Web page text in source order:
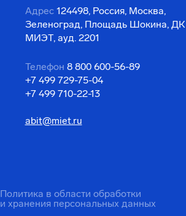
Адрес 124498, Россия, Москва,
Зеленоград, Площадь Шокина, ДК
МИЭТ, ауд. 2201
Телефон 8 800 600-56-89
+7 499 729-75-04
+7 499 710-22-13
abit@miet.ru
Политика в области обработки
и хранения персональных данных